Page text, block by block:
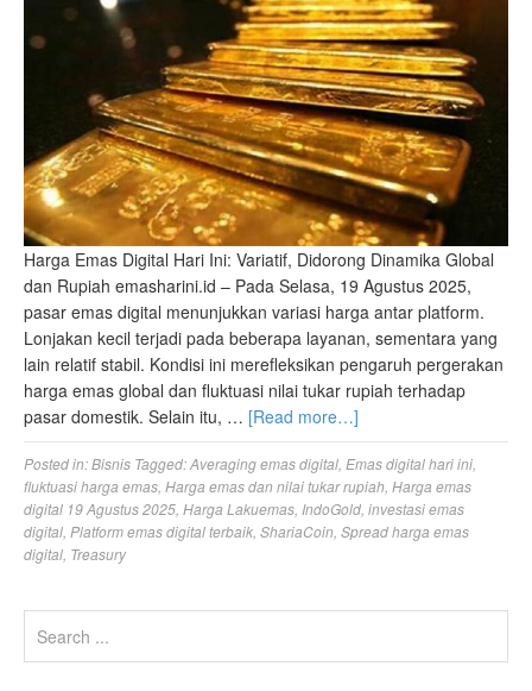
Harga Emas Digital Hari Ini: Variatif, Didorong Dinamika Global
dan Rupiah emasharini.id – Pada Selasa, 19 Agustus 2025,
pasar emas digital menunjukkan variasi harga antar platform.
Lonjakan kecil terjadi pada beberapa layanan, sementara yang
lain relatif stabil. Kondisi ini merefleksikan pengaruh pergerakan
harga emas global dan fluktuasi nilai tukar rupiah terhadap
pasar domestik. Selain itu, … [Read more…]
Posted in:Bisnis Tagged:Averaging emas digital Emas digital hari ini
fluktuasi harga emas Harga emas dan nilai tukar rupiah Harga emas
digital 19 Agustus 2025 Harga Lakuemas IndoGold investasi emas
digital Platform emas digital terbaik ShariaCoin Spread harga emas
digital Treasury